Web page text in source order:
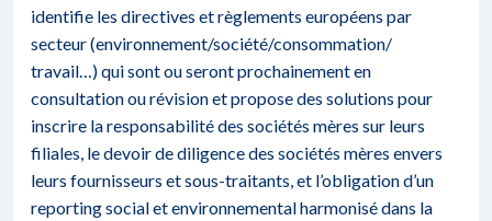
identifie les directives et règlements européens par
secteur (environnement/société/consommation/
travail…) qui sont ou seront prochainement en
consultation ou révision et propose des solutions pour
inscrire la responsabilité des sociétés mères sur leurs
filiales, le devoir de diligence des sociétés mères envers
leurs fournisseurs et sous-traitants, et l’obligation d’un
reporting social et environnemental harmonisé dans la